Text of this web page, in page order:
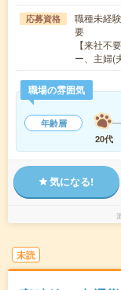
応募資格
職種未経
要
【来社不
ー、主婦
職場の雰囲気
年齢層
20代
気になる!
未読